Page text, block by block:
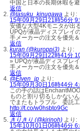
中国と日本の長期休暇を
返信
@tasuku_kinugawa より:
15年09月29日21時56分
安価な大型4Kモニタが出
UPQが液晶ディスプレイ
手メーカーの注文を優先
返信
kuran (@kuroppi3) より:
15年09月29日22時41分
» UPQが液晶ディスプレ
手メーカーの注文を優先
返信
@Elven_jp より:
15年09月30日16時44分
この手の話は
ものと割り切るしかない
でまたもトラブル 委託工
http://t.co/w0hsbto9Gc
返信
きりきり (@kirinoh) より:
15年10月01日06時46分